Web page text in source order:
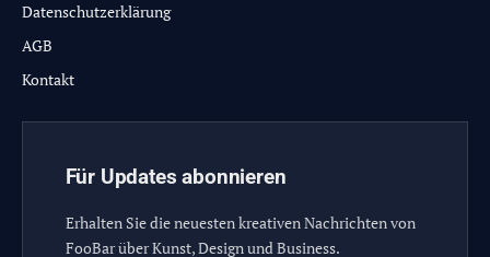
Datenschutzerklärung
AGB
Kontakt
Für Updates abonnieren
Erhalten Sie die neuesten kreativen Nachrichten von
FooBar über Kunst, Design und Business.